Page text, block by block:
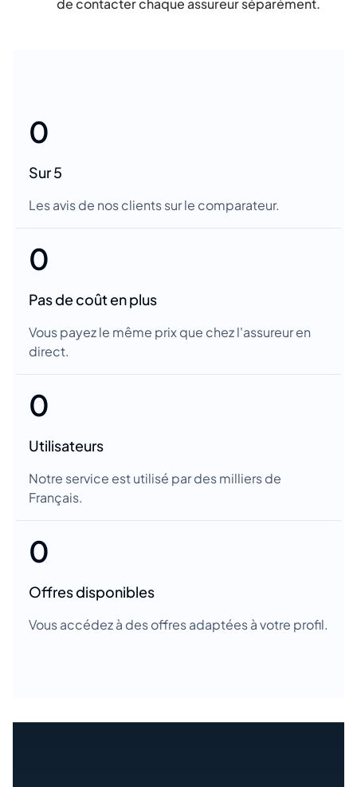
de contacter chaque assureur séparément.
0
Sur 5
Les avis de nos clients sur le comparateur.
0
Pas de coût en plus
Vous payez le même prix que chez l'assureur en
direct.
0
Utilisateurs
Notre service est utilisé par des milliers de
Français.
0
Offres disponibles
Vous accédez à des offres adaptées à votre profil.